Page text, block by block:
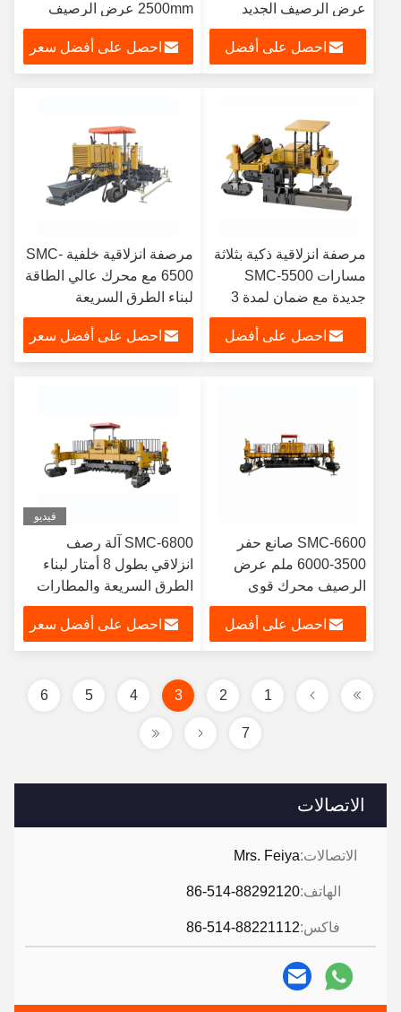
الاتصالات
الاتصالات:Mrs. Feiya
الهاتف:86-514-88292120
فاكس:86-514-88221112
عرض الرصيف الجديد
احصل على أفضل
2500mm عرض الرصيف
احصل على أفضل سعر
مرصفة انزلاقية ذكية بثلاثة
مسارات SMC-5500
جديدة مع ضمان لمدة 3
سنوات
احصل على أفضل
مرصفة انزلاقية خلفية SMC-
6500 مع محرك عالي الطاقة
لبناء الطرق السريعة
احصل على أفضل سعر
SMC-6600 صانع حفر
3500-6000 ملم عرض
الرصيف محرك قوي
احصل على أفضل
فيديو
SMC-6800 آلة رصف
انزلاقي بطول 8 أمتار لبناء
الطرق السريعة والمطارات
والسكك الحديدية
احصل على أفضل سعر
1
2
3
4
5
6
7